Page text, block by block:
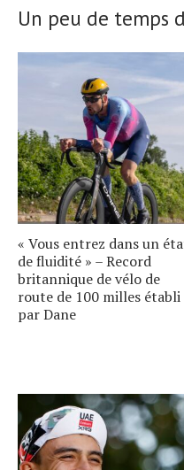
Un peu de temps
« Vous entrez dans un
de fluidité » – Record
britannique de vélo de
route de 100 milles établi
par Dane